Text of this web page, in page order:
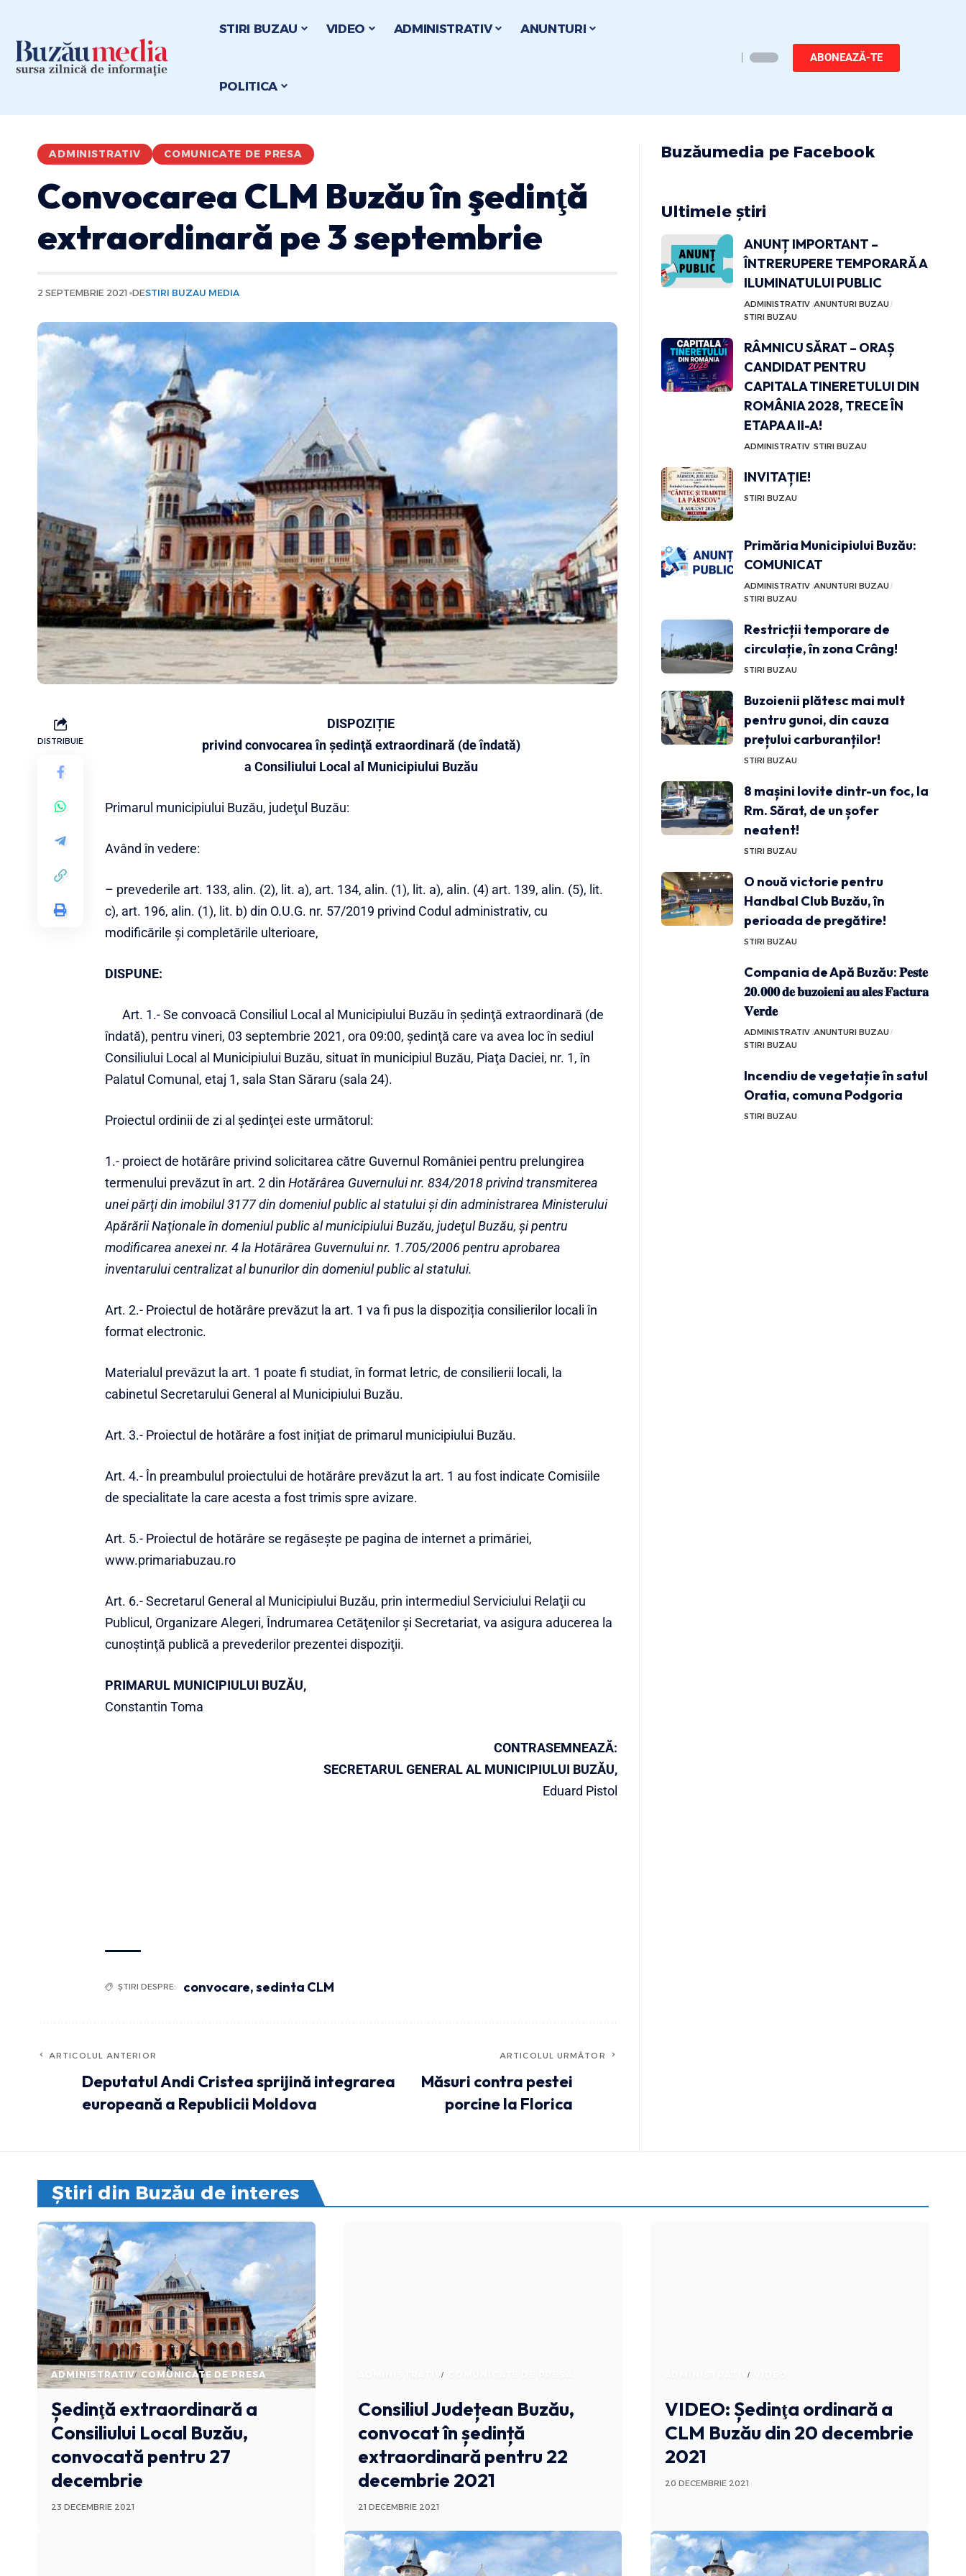
STIRI BUZAU VIDEO ADMINISTRATIV ANUNTURI
POLITICA
ABONEAZĂ-TE
ADMINISTRATIV COMUNICATE DE PRESA
Convocarea CLM Buzău în şedinţă
extraordinară pe 3 septembrie
2 SEPTEMBRIE 2021 DESTIRI BUZAU MEDIA
DISTRIBUIE
DISPOZIȚIE
privind convocarea în şedinţă extraordinară (de îndată)
a Consiliului Local al Municipiului Buzău
Primarul municipiului Buzău, judeţul Buzău:
Având în vedere:
– prevederile art. 133, alin. (2), lit. a), art. 134, alin. (1), lit. a), alin. (4) art. 139, alin. (5), lit.
c), art. 196, alin. (1), lit. b) din O.U.G. nr. 57/2019 privind Codul administrativ, cu
modificările și completările ulterioare,
DISPUNE:
Art. 1.- Se convoacă Consiliul Local al Municipiului Buzău în şedinţă extraordinară (de
îndată), pentru vineri, 03 septembrie 2021, ora 09:00, şedinţă care va avea loc în sediul
Consiliului Local al Municipiului Buzău, situat în municipiul Buzău, Piaţa Daciei, nr. 1, în
Palatul Comunal, etaj 1, sala Stan Săraru (sala 24).
Proiectul ordinii de zi al şedinţei este următorul:
1.- proiect de hotărâre privind solicitarea către Guvernul României pentru prelungirea
termenului prevăzut în art. 2 din Hotărârea Guvernului nr. 834/2018privind transmiterea
unei părţi din imobilul 3177 din domeniul public al statului şi din administrarea Ministerului
Apărării Naţionale în domeniul public al municipiului Buzău, judeţul Buzău, şi pentru
modificarea anexei nr. 4 la Hotărârea Guvernului nr. 1.705/2006 pentru aprobarea
inventarului centralizat al bunurilor din domeniul public al statului.
Art. 2.- Proiectul de hotărâre prevăzut la art. 1 va fi pus la dispoziția consilierilor locali în
format electronic.
Materialul prevăzut la art. 1 poate fi studiat, în format letric, de consilierii locali, la
cabinetul Secretarului General al Municipiului Buzău.
Art. 3.- Proiectul de hotărâre a fost inițiat de primarul municipiului Buzău.
Art. 4.- În preambulul proiectului de hotărâre prevăzut la art. 1 au fost indicate Comisiile
de specialitate la care acesta a fost trimis spre avizare.
Art. 5.- Proiectul de hotărâre se regăsește pe pagina de internet a primăriei,
www.primariabuzau.ro
Art. 6.- Secretarul General al Municipiului Buzău, prin intermediul Serviciului Relaţii cu
Publicul, Organizare Alegeri, Îndrumarea Cetăţenilor şi Secretariat, va asigura aducerea la
cunoştinţă publică a prevederilor prezentei dispoziţii.
PRIMARUL MUNICIPIULUI BUZĂU,
Constantin Toma
CONTRASEMNEAZĂ:
SECRETARUL GENERAL AL MUNICIPIULUI BUZĂU,
Eduard Pistol
ȘTIRI DESPRE: convocare,sedinta CLM
ARTICOLUL ANTERIOR
Deputatul Andi Cristea sprijină integrarea
europeană a Republicii Moldova
ARTICOLUL URMĂTOR
Măsuri contra pestei
porcine la Florica
Buzăumedia pe Facebook
Ultimele știri
ANUNȚ IMPORTANT –
ÎNTRERUPERE TEMPORARĂ A
ILUMINATULUI PUBLIC
ADMINISTRATIV ANUNTURI BUZAU
STIRI BUZAU
RÂMNICU SĂRAT – ORAȘ
CANDIDAT PENTRU
CAPITALA TINERETULUI DIN
ROMÂNIA 2028, TRECE ÎN
ETAPA A II-A!
ADMINISTRATIV STIRI BUZAU
INVITAȚIE!
STIRI BUZAU
Primăria Municipiului Buzău:
COMUNICAT
ADMINISTRATIV ANUNTURI BUZAU
STIRI BUZAU
Restricții temporare de
circulație, în zona Crâng!
STIRI BUZAU
Buzoienii plătesc mai mult
pentru gunoi, din cauza
prețului carburanților!
STIRI BUZAU
8 mașini lovite dintr-un foc, la
Rm. Sărat, de un șofer
neatent!
STIRI BUZAU
O nouă victorie pentru
Handbal Club Buzău, în
perioada de pregătire!
STIRI BUZAU
Compania de Apă Buzău: 𝐏𝐞𝐬𝐭𝐞
𝟐𝟎.𝟎𝟎𝟎 𝐝𝐞 𝐛𝐮𝐳𝐨𝐢𝐞𝐧𝐢 𝐚𝐮 𝐚𝐥𝐞𝐬 𝐅𝐚𝐜𝐭𝐮𝐫𝐚
𝐕𝐞𝐫𝐝𝐞
ADMINISTRATIV ANUNTURI BUZAU
STIRI BUZAU
Incendiu de vegetație în satul
Oratia, comuna Podgoria
STIRI BUZAU
Știri din Buzău de interes
ADMINISTRATIV COMUNICATE DE PRESA
Ședinţă extraordinară a
Consiliului Local Buzău,
convocată pentru 27
decembrie
23 DECEMBRIE 2021
ADMINISTRATIV
Consiliul Județean Buzău,
convocat în ședință
extraordinară pentru 22
decembrie 2021
21 DECEMBRIE 2021
ADMINISTRATIV
VIDEO: Ședinţa ordinară a
CLM Buzău din 20 decembrie
2021
20 DECEMBRIE 2021